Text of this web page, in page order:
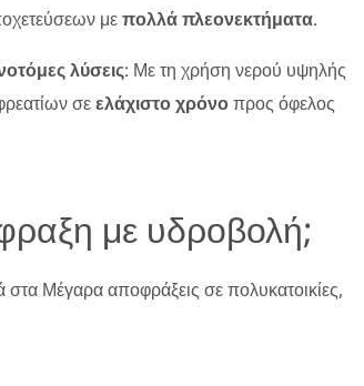
μεπολλά πλεονεκτήματα.
λύσεις: Με τη χρήση νερού υψηλής
σεελάχιστο χρόνοπρος όφελος
με υδροβολή;
Μέγαρα αποφράξεις σε πολυκατοικίες,